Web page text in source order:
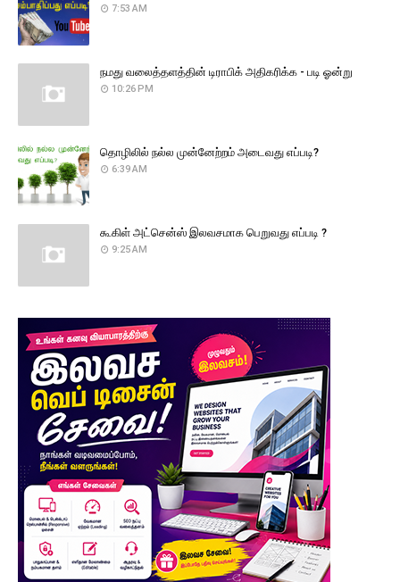
7:53 AM
நமது வலைத்தளத்தின் டிராபிக் அதிகரிக்க - படி ஓன்று
10:26 PM
தொழிலில் நல்ல முன்னேற்றம் அடைவது எப்படி?
6:39 AM
கூகிள் அட்சென்ஸ் இலவசமாக பெறுவது எப்படி ?
9:25 AM